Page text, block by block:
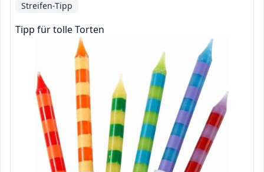
Streifen-Tipp
Tipp für tolle Torten